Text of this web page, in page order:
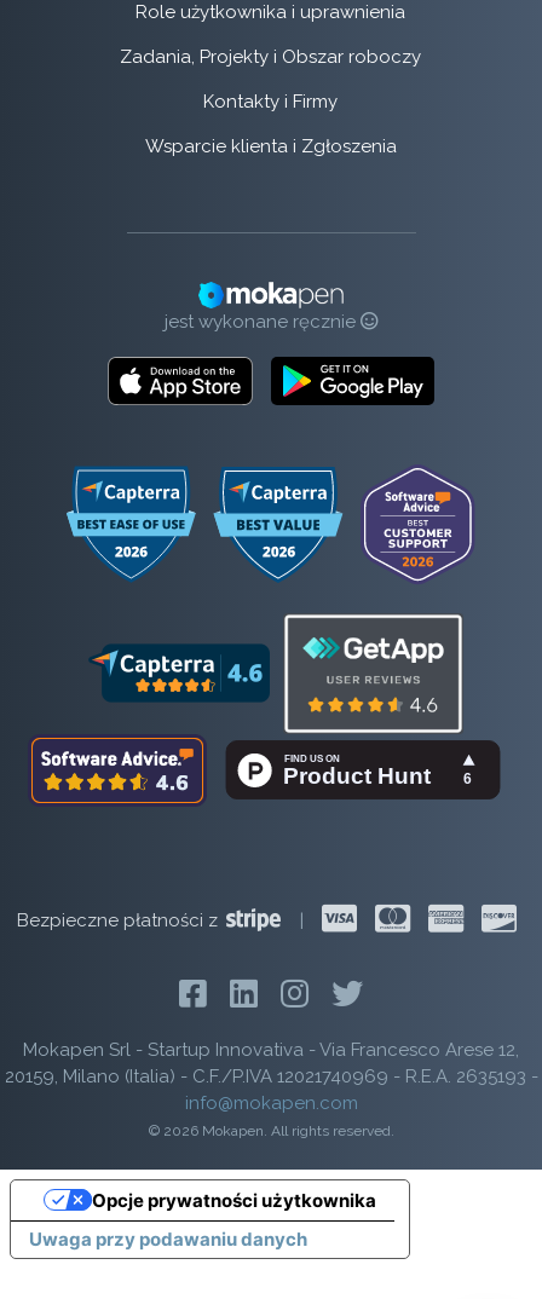
Role użytkownika i uprawnienia
Zadania, Projekty i Obszar roboczy
Kontakty i Firmy
Wsparcie klienta i Zgłoszenia
jest wykonane ręcznie
Bezpieczne płatności z |
Mokapen Srl - Startup Innovativa - Via Francesco Arese 12,
20159, Milano (Italia) - C.F./P.IVA 12021740969 - R.E.A. 2635193 -
info@mokapen.com
© 2026 Mokapen. All rights reserved.
Uwaga przy podawaniu danych
Opcje prywatności użytkownika